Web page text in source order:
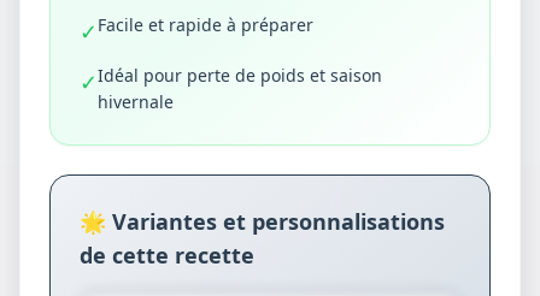
✓ Facile et rapide à préparer
✓Idéal pour perte de poids et saison
hivernale
🌟 Variantes et personnalisations
de cette recette